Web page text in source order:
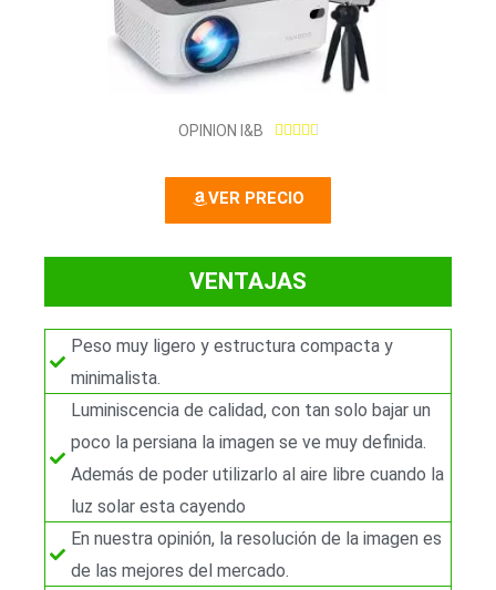
OPINION I&B     4
VER PRECIO
VENTAJAS
Peso muy ligero y estructura compacta y
minimalista.
Luminiscencia de calidad, con tan solo bajar un
poco la persiana la imagen se ve muy definida.
Además de poder utilizarlo al aire libre cuando la
luz solar esta cayendo
En nuestra opinión, la resolución de la imagen es
de las mejores del mercado.